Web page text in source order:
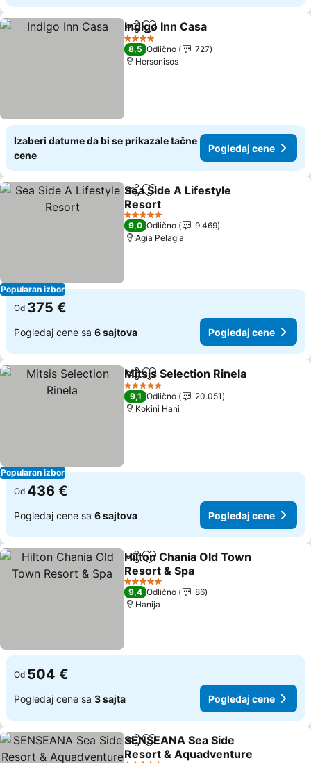
Deli Dodati u favorite
Indigo Inn Casa
4 Zvezdice
8,5 Odlično
727
Hersonisos
Izaberi datume da bi se prikazale tačne
cene
Pogledaj cene
Popularan izbor
Deli Dodati u favorite
Sea Side A Lifestyle
Resort
5 Zvezdice
9,0 Odlično
9.469
Agia Pelagia
Od 375 €
Pogledaj cene sa 6 sajtova Pogledaj cene
Popularan izbor
Deli Dodati u favorite
Mitsis Selection Rinela
5 Zvezdice
9,1 Odlično
20.051
Kokini Hani
Od 436 €
Pogledaj cene sa 6 sajtova Pogledaj cene
Deli Dodati u favorite
Hilton Chania Old Town
Resort & Spa
5 Zvezdice
9,4 Odlično
86
Hanija
Od 504 €
Pogledaj cene sa 3 sajta Pogledaj cene
Deli Dodati u favorite
SENSEANA Sea Side
Resort & Aquadventure